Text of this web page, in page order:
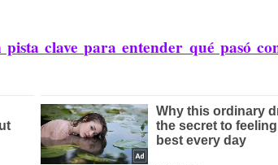
clave para entender qué pasó